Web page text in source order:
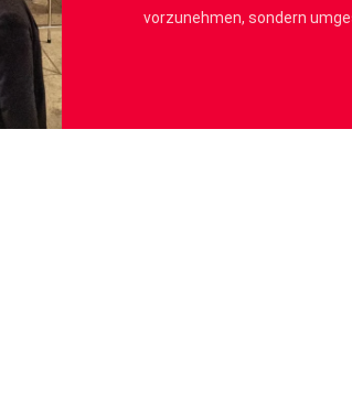
vorzunehmen, sondern